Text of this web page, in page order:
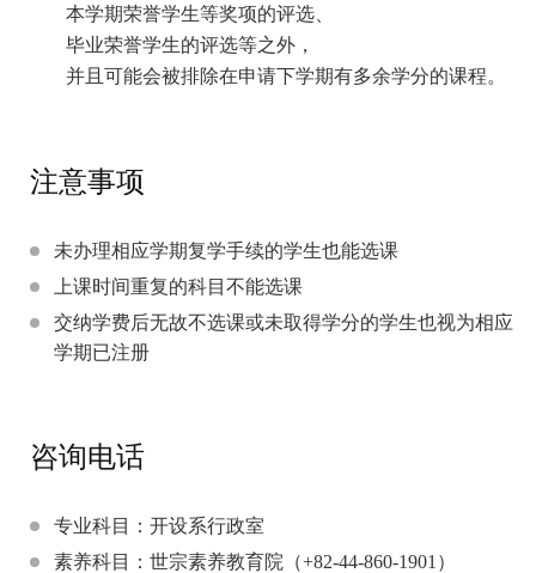
本学期荣誉学生等奖项的评选、
毕业荣誉学生的评选等之外，
并且可能会被排除在申请下学期有多余学分的课程。
注意事项
未办理相应学期复学手续的学生也能选课
上课时间重复的科目不能选课
交纳学费后无故不选课或未取得学分的学生也视为相应
学期已注册
咨询电话
专业科目：开设系行政室
素养科目：世宗素养教育院（+82-44-860-1901）